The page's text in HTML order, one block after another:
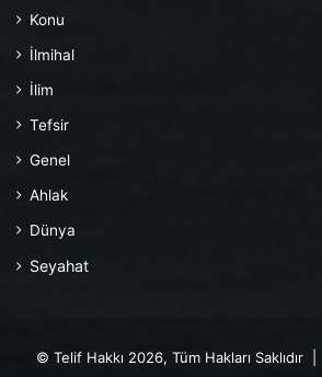
Konu
İlmihal
İlim
Tefsir
Genel
Ahlak
Dünya
Seyahat
© Telif Hakkı 2026, Tüm Hakları Saklıdır |